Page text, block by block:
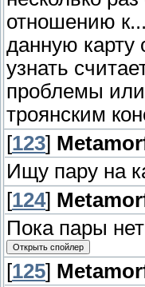
отношению
данную
узнать
проблемы
троянским
[123]
Ищу пару на
[124]
Пока пары
[125]